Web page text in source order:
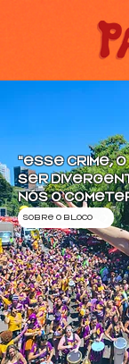
"ESSE CRIME, O
SER
NÓS O
SOBRE O BLOCO